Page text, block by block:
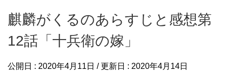
麒麟がくるのあらすじと感想第
12話「十兵衛の嫁」
公開日 : 2020年4月11日 / 更新日 : 2020年4月14日